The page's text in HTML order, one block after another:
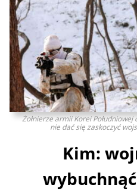
Żołnierze armii Korei
nie dać się zaskoczyć
Kim: